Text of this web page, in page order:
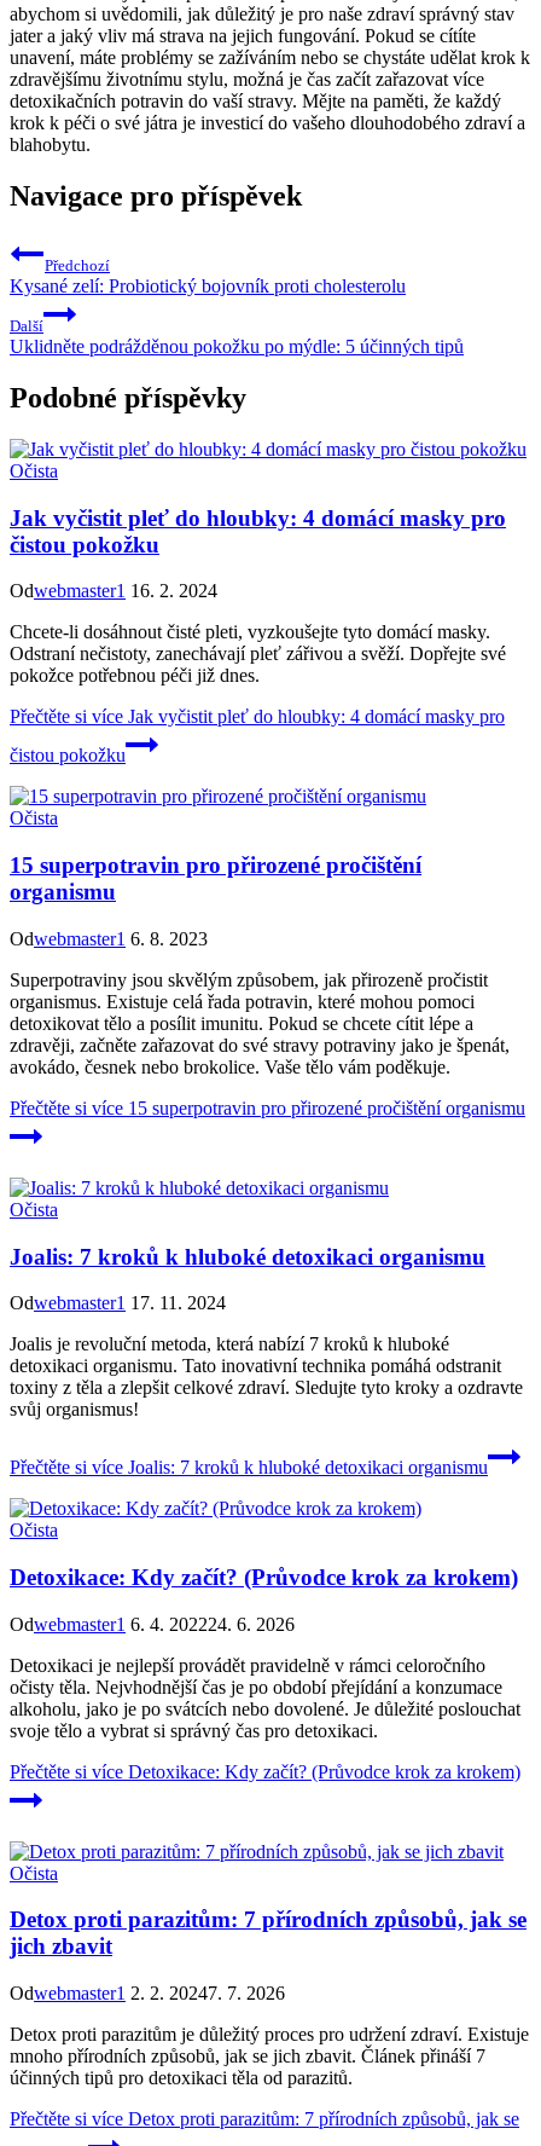
abychom si uvědomili, jak důležitý je pro naše zdraví správný stav
jater a jaký vliv má strava na jejich fungování. Pokud se cítíte
unavení, máte problémy se zažíváním nebo se chystáte udělat krok k
zdravějšímu životnímu stylu, možná je čas začít zařazovat více
detoxikačních potravin do vaší stravy. Mějte na paměti, že každý
krok k péči o své játra je investicí do vašeho dlouhodobého zdraví a
blahobytu.
Navigace pro příspěvek
Předchozí
Kysané zelí: Probiotický bojovník proti cholesterolu
Další
Uklidněte podrážděnou pokožku po mýdle: 5 účinných tipů
Podobné příspěvky
Očista
Jak vyčistit pleť do hloubky: 4 domácí masky pro
čistou pokožku
Odwebmaster1 16. 2. 2024
Chcete-li dosáhnout čisté pleti, vyzkoušejte tyto domácí masky.
Odstraní nečistoty, zanechávají pleť zářivou a svěží. Dopřejte své
pokožce potřebnou péči již dnes.
Přečtěte si více Jak vyčistit pleť do hloubky: 4 domácí masky pro
čistou pokožku
Očista
15 superpotravin pro přirozené pročištění
organismu
Odwebmaster1 6. 8. 2023
Superpotraviny jsou skvělým způsobem, jak přirozeně pročistit
organismus. Existuje celá řada potravin, které mohou pomoci
detoxikovat tělo a posílit imunitu. Pokud se chcete cítit lépe a
zdravěji, začněte zařazovat do své stravy potraviny jako je špenát,
avokádo, česnek nebo brokolice. Vaše tělo vám poděkuje.
Přečtěte si více 15 superpotravin pro přirozené pročištění organismu
Očista
Joalis: 7 kroků k hluboké detoxikaci organismu
Odwebmaster1 17. 11. 2024
Joalis je revoluční metoda, která nabízí 7 kroků k hluboké
detoxikaci organismu. Tato inovativní technika pomáhá odstranit
toxiny z těla a zlepšit celkové zdraví. Sledujte tyto kroky a ozdravte
svůj organismus!
Přečtěte si více Joalis: 7 kroků k hluboké detoxikaci organismu
Očista
Detoxikace: Kdy začít? (Průvodce krok za krokem)
Odwebmaster1 6. 4. 202224. 6. 2026
Detoxikaci je nejlepší provádět pravidelně v rámci celoročního
očisty těla. Nejvhodnější čas je po období přejídání a konzumace
alkoholu, jako je po svátcích nebo dovolené. Je důležité poslouchat
svoje tělo a vybrat si správný čas pro detoxikaci.
Přečtěte si více Detoxikace: Kdy začít? (Průvodce krok za krokem)
Očista
Detox proti parazitům: 7 přírodních způsobů, jak se
jich zbavit
Odwebmaster1 2. 2. 20247. 7. 2026
Detox proti parazitům je důležitý proces pro udržení zdraví. Existuje
mnoho přírodních způsobů, jak se jich zbavit. Článek přináší 7
účinných tipů pro detoxikaci těla od parazitů.
Přečtěte si více Detox proti parazitům: 7 přírodních způsobů, jak se